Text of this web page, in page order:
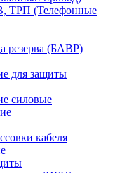
(Телефонные
резерва (БАВР)
для защиты
силовые
кабеля